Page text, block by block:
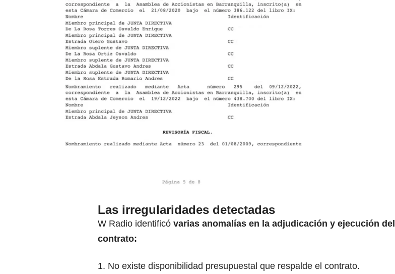
Las irregularidades detectadas
W Radio identificó varias anomalías en la adjudicación y ejecución del
contrato:
1. No existe disponibilidad presupuestal que respalde el contrato.